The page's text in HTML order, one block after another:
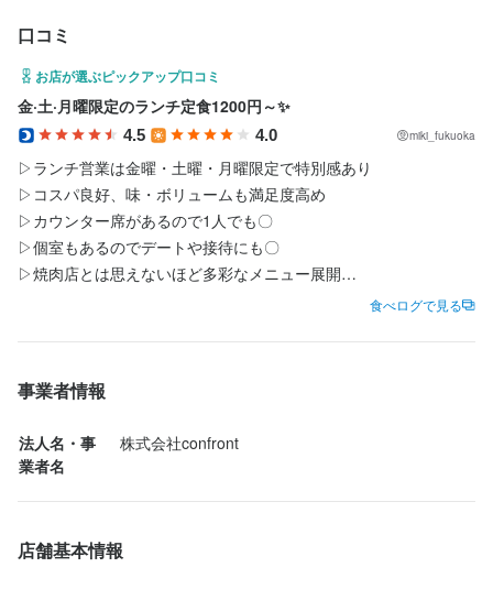
口コミ
お店が選ぶピックアップ口コミ
金·土·月曜限定のランチ定食1200円～✨️
4.5 4.0 miki_fukuoka
▷ランチ営業は金曜・土曜・月曜限定で特別感あり
▷コスパ良好、味・ボリュームも満足度高め
▷カウンター席があるので1人でも〇
▷個室もあるのでデートや接待にも〇
▷焼肉店とは思えないほど多彩なメニュー展開
春吉の「焼肉 BAKUFU」さんでランチをいただきました。お店は
ビルの2階にあり、落ち着いた雰囲気で、スタッフの方も丁寧な対
応でした。
・
・
この日は3種類のランチを注文してみました。
食べログで見る
事業者情報
法人名・事
業者名
株式会社confront
店舗基本情報
お客様にお伝えします。
お酒とのペアリング: お肉の旨味を引き立てるワインのセレクトな
ど食事全体の流れをコーディネートします。
✅ドリンク作成・バー業務
レアなウイスキーや焼酎、ワインの管理および提供を行います。
ハイボールやカクテルなど、美しい見た目と正確な味で作る技術
も身につきます。
置を計画します。
空間美化: 個室や店内の清掃を徹底し、凛とした空気を保ちます。
び、売上を確認する」という、お店を動かす一連の流れを経験で
きます。
SNSが好きな方なら、自分の投稿を見て来店してくれたお客様の
姿を直接見られることが、大きな達成感に繋がります。
身に付くスキル
応募資格
必須スキル・経験
コミュニケーション能力
飲食未経験の方も大歓迎です。明るく挨拶、接客のできる方お待
・提供直前の味付け（もみダレ等の調味）
✅一品料理の調理
・キムチ、ナムル、サラダなどの前菜盛り付け
・スープ、クッパ、冷麺などの加熱調理
✅ご飯ものの炊飯・盛り付け
・盛り付け・提供
・「誠牛」などのブランド牛を、高級感ある見た目に美しく盛り
付ける
・薬味や付け合わせの準備
✅衛生管理・その他
・洗い場
￣￣￣￣￣￣￣￣￣￣￣
￣￣￣￣￣￣￣￣￣￣￣￣￣￣￣￣￣￣
・提供直前の味付け（もみダレ等の調味）
✅一品料理の調理
・キムチ、ナムル、サラダなどの前菜盛り付け
・スープ、クッパ、冷麺などの加熱調理
✅ご飯ものの炊飯・盛り付け
・盛り付け・提供
・「誠牛」などのブランド牛を、高級感ある見た目に美しく盛り
付ける
・薬味や付け合わせの準備
✅衛生管理・その他
・洗い場
￣￣￣￣￣￣￣￣￣￣￣
￣￣￣￣￣￣￣￣￣￣￣￣￣￣￣￣￣￣
ど食事全体の流れをコーディネートします。
✅ドリンク作成・バー業務
レアなウイスキーや焼酎、ワインの管理および提供を行います。
ハイボールやカクテルなど、美しい見た目と正確な味で作る技術
も身につきます。
￣￣￣￣￣￣￣￣￣￣￣
￣￣￣￣￣￣￣￣￣￣￣￣￣￣￣￣￣￣
ザインから手掛ける「株式会社confront」。
長年飲食店の内装工事を手掛けてきたからこその働きやすい環境
とお客様に楽しんでいただける店舗内装になっております。
タッフの方の安心に繋がります。
ど食事全体の流れをコーディネートします。
✅ドリンク作成・バー業務
レアなウイスキーや焼酎、ワインの管理および提供を行います。
ハイボールやカクテルなど、美しい見た目と正確な味で作る技術
も身につきます。
￣￣￣￣￣￣￣￣￣￣￣
￣￣￣￣￣￣￣￣￣￣￣￣￣￣￣￣￣￣
ザインから手掛ける「株式会社confront」。
長年飲食店の内装工事を手掛けてきたからこその働きやすい環境
とお客様に楽しんでいただける店舗内装になっております。
タッフの方の安心に繋がります。
━━━━━━━━━━━━
✨焼肉BAKUFUとは✨
￣￣￣￣￣￣￣￣￣￣￣
2024年に中央区春吉町に新規オープンした焼肉店「BAKUFU」。
焼肉 BAKUFUは、熊本県菊池市の特別な環境で育った、香り高く
旨味の濃い希少な「誠牛」。そして、繊細な味わいの「近江牛」
赤身。
ぜひお客様に喜んでもらえる環境を一緒の創っていただけると幸
￣￣￣￣￣￣￣￣￣￣￣